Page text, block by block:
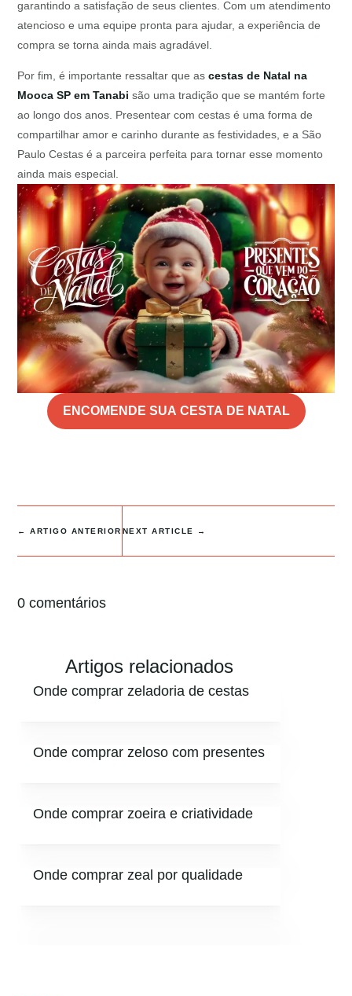
garantindo a satisfação de seus clientes. Com um atendimento
atencioso e uma equipe pronta para ajudar, a experiência de
compra se torna ainda mais agradável.
Por fim, é importante ressaltar que ascestas de Natal na
Mooca SP em Tanabi são uma tradição que se mantém forte
ao longo dos anos. Presentear com cestas é uma forma de
compartilhar amor e carinho durante as festividades, e a São
Paulo Cestas é a parceira perfeita para tornar esse momento
ainda mais especial.
ENCOMENDE SUA CESTA DE NATAL
←ARTIGO ANTERIOR NEXT ARTICLE →
0 comentários
Artigos relacionados
Onde comprar zeladoria de cestas
Onde comprar zeloso com presentes
Onde comprar zoeira e criatividade
Onde comprar zeal por qualidade